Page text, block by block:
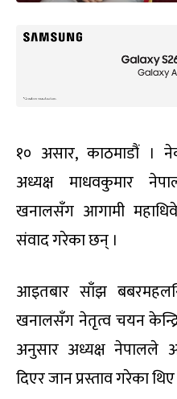
१० असार, काठमाडौं ।
अध्यक्ष माधवकुमार
खनालसँग आगामी
संवाद गरेका छन् ।
आइतबार साँझ
खनालसँग नेतृत्व चयन
अनुसार अध्यक्ष नेपालले
दिएर जान प्रस्ताव गरेका थिए